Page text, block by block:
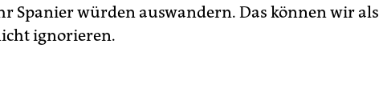
Spanier würden auswandern. Das können wir als
ignorieren.